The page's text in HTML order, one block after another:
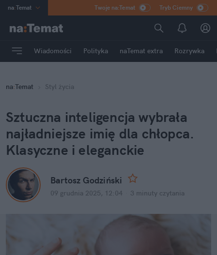
na:Temat
Poland
mama
Rozrywka
Twoje na:Temat Tryb Ciemny
Wiadomości Polityka naTemat extra Rozrywka
na:Temat Styl życia
Sztuczna inteligencja wybrała
najładniejsze imię dla chłopca.
Klasyczne i eleganckie
Bartosz Godziński
09 grudnia 2025, 12:04 3 minuty czytania